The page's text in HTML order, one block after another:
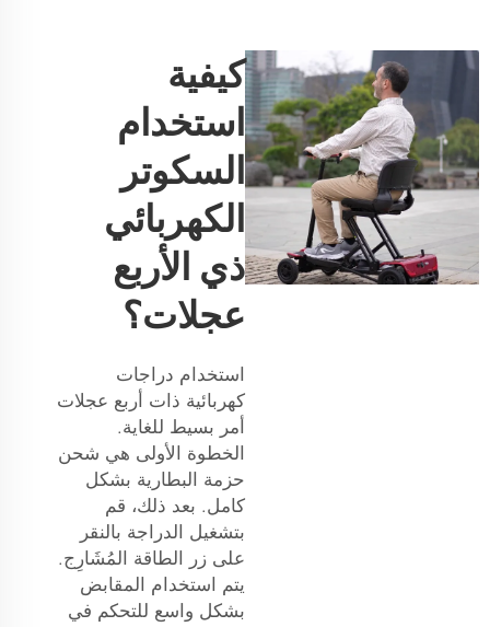
كيفية
استخدام
السكوتر
الكهربائي
ذي الأربع
عجلات؟
استخدام دراجات
كهربائية ذات أربع عجلات
أمر بسيط للغاية.
الخطوة الأولى هي شحن
حزمة البطارية بشكل
كامل. بعد ذلك، قم
بتشغيل الدراجة بالنقر
على زر الطاقة المُشَارِج.
يتم استخدام المقابض
بشكل واسع للتحكم في